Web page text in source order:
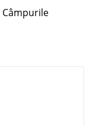
Câmpurile